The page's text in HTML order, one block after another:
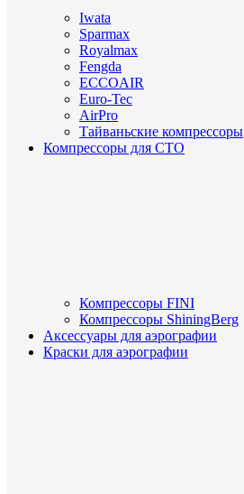
Iwata
Sparmax
Royalmax
Fengda
ECCOAIR
Euro-Tec
AirPro
Тайваньские компрессоры
Компрессоры для СТО
Компрессоры FINI
Компрессоры ShiningBerg
Аксессуары для аэрографии
Краски для аэрографии